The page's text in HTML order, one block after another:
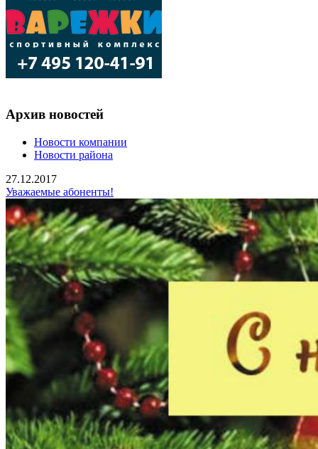
Архив новостей
Новости компании
Новости района
27.12.2017
Уважаемые абоненты!